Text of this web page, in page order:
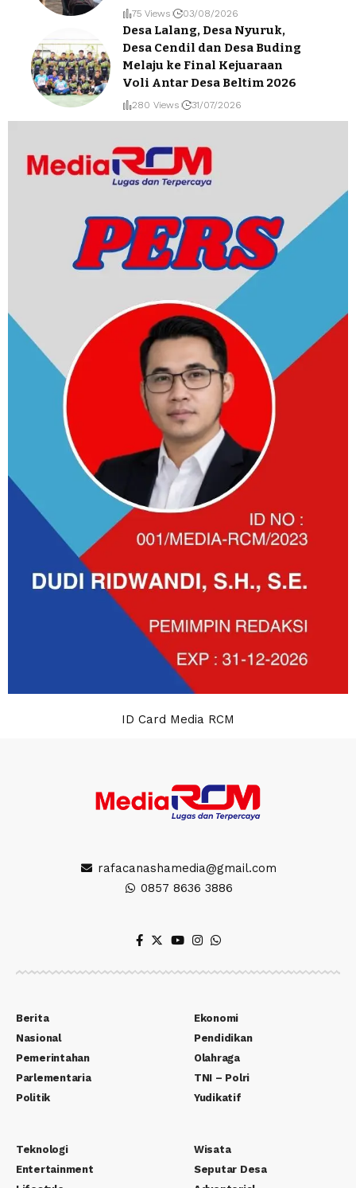
75 Views 03/08/2026
Desa Lalang, Desa Nyuruk,
Desa Cendil dan Desa Buding
Melaju ke Final Kejuaraan
Voli Antar Desa Beltim 2026
280 Views 31/07/2026
ID Card Media RCM
rafacanashamedia@gmail.com
0857 8636 3886
Berita
Nasional
Pemerintahan
Parlementaria
Politik
Ekonomi
Pendidikan
Olahraga
TNI – Polri
Yudikatif
Teknologi
Entertainment
Wisata
Seputar Desa